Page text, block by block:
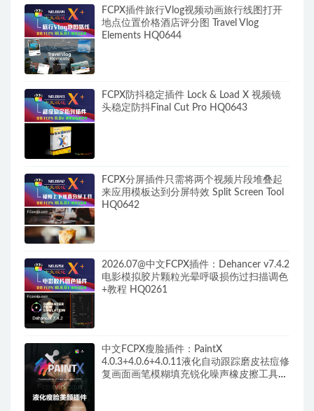
FCPX插件旅行Vlog视频动画旅行线图打开
地点位置价格酒店评分图 Travel Vlog
Elements HQ0644
FCPX防抖稳定插件 Lock & Load X 视频镜
头稳定防抖Final Cut Pro HQ0643
FCPX分屏插件只需将两个视频片段堆叠起
来应用模板达到分屏特效 Split Screen Tool
HQ0642
2026.07@中文FCPX插件：Dehancer v7.4.2
电影模拟胶片颗粒光晕呼吸损伤过扫描调色
+教程 HQ0261
中文FCPX瘦脸插件：PaintX
4.0.3+4.0.6+4.0.11液化自动跟踪磨皮祛痘修
复画面画笔模糊填充锐化噪声橡皮擦工具